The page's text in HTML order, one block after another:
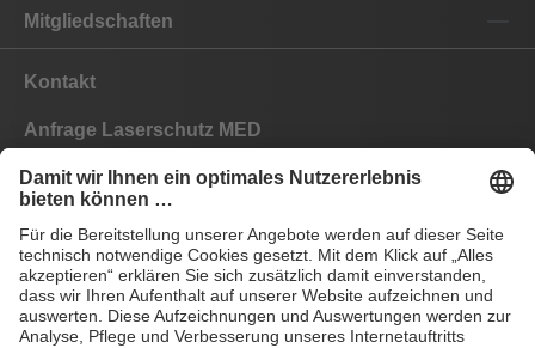
Mitgliedschaften
Kontakt
Anfrage Laserschutz MED
Anfrage Laserschutz IND
EYEPRO Schutzstufenrechner
Gebrauchsanleitungen
Häufige Fragen